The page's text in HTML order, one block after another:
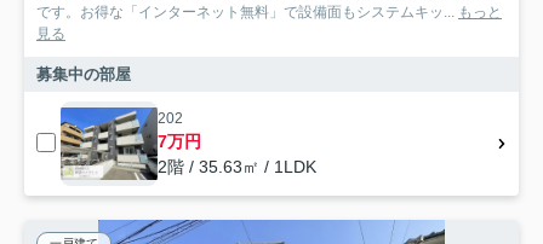
です。お得な「インターネット無料」で設備面もシステムキッ...
もっと
見る
募集中の部屋
202
7万円
2階 / 35.63㎡ / 1LDK